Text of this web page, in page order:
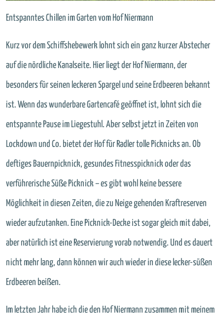
Entspanntes Chillen im Garten vom Hof Niermann
Kurz vor dem Schiffshebewerk lohnt sich ein ganz kurzer Abstecher
auf die nördliche Kanalseite. Hier liegt der Hof Niermann, der
besonders für seinen leckeren Spargel und seine Erdbeeren bekannt
ist. Wenn das wunderbare Gartencafé geöffnet ist, lohnt sich die
entspannte Pause im Liegestuhl. Aber selbst jetzt in Zeiten von
Lockdown und Co. bietet der Hof für Radler tolle Picknicks an. Ob
deftiges Bauernpicknick, gesundes Fitnesspicknick oder das
verführerische Süße Picknick – es gibt wohl keine bessere
Möglichkeit in diesen Zeiten, die zu Neige gehenden Kraftreserven
wieder aufzutanken. Eine Picknick-Decke ist sogar gleich mit dabei,
aber natürlich ist eine Reservierung vorab notwendig. Und es dauert
nicht mehr lang, dann können wir auch wieder in diese lecker-süßen
Erdbeeren beißen.
Im letzten Jahr habe ich die den Hof Niermann zusammen mit meinem